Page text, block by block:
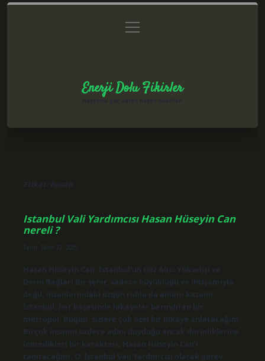
Gizlilik Politikası
menüyü
aç
Enerji Dolu Fikirler
Etiket: hasan
Istanbul Vali Yardımcısı Hasan Hüseyin Can
nereli ?
Tarih: Ekim 27, 2025
Hasan Hüseyin Can: İstanbul’un Göz Alıcı Yükselişi ve
Derin Bağları Bir şehir, sadece büyüklüğü ve ihtişamıyla
değil, insanlarındaki özgün ruhla da anlam kazanır.
İstanbul, her köşesinde hikayeler barındıran bir
metropol. Bugün, sizlere çok özel bir hikaye anlatacağım.
Birçok insanın sadece adını duyduğu ancak derinliklerine
inmedikleri bir karakteri; Hasan Hüseyin Can’ı
tanıtacağım. O, İstanbul Vali Yardımcısı olarak görev